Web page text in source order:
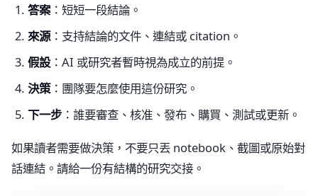
答案：短短一段結論。
來源：支持結論的文件、連結或 citation。
假設：AI 或研究者暫時視為成立的前提。
決策：團隊要怎麼使用這份研究。
下一步 ：誰要審查、核准、發布、購買、測試或更新。
如果讀者需要做決策，不要只丟 notebook、截圖或原始對
話連結。請給一份有結構的研究交接。